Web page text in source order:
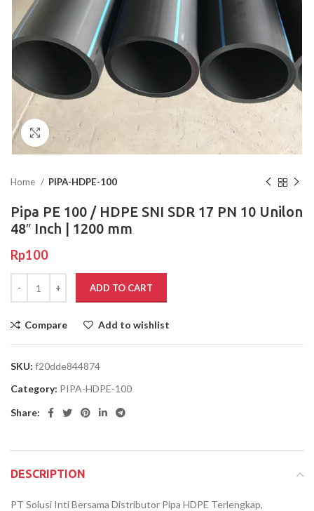
Click to enlarge
Home PIPA-HDPE-100
Pipa PE 100 / HDPE SNI SDR 17 PN 10 Unilon
48″ Inch | 1200 mm
Rp100
ADD TO CART
Compare Add to wishlist
SKU: f20dde844874
Category: PIPA-HDPE-100
Share:
DESCRIPTION
PT Solusi Inti Bersama Distributor Pipa HDPE Terlengkap,